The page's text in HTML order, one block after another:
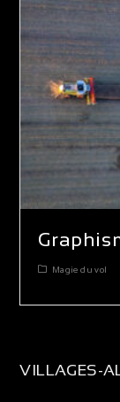
Magie du vol
VILLAGES-